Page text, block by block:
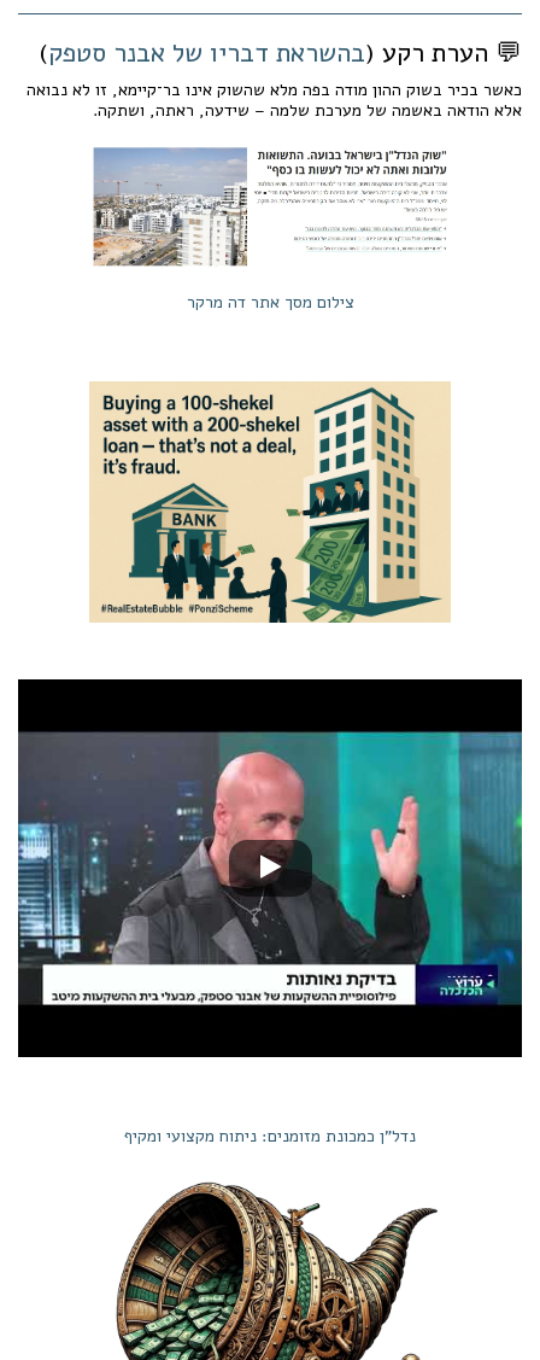
💬 הערת רקע (בהשראת דבריו של אבנר סטפק)
כאשר בכיר בשוק ההון מודה בפה מלא שהשוק אינו בר־קיימא, זו לא נבואה
אלא הודאה באשמה של מערכת שלמה – שידעה, ראתה, ושתקה.
צילום מסך אתר דה מרקר
נדל"ן כמכונת מזומנים: ניתוח מקצועי ומקיף